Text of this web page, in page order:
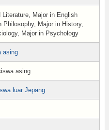
Literature, Major in English
Philosophy, Major in History,
Major in Psychology
asing
asing
luar Jepang